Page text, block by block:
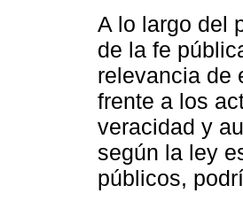
A lo largo del
de la fe
relevancia de
frente a los
veracidad y
según la ley
públicos,